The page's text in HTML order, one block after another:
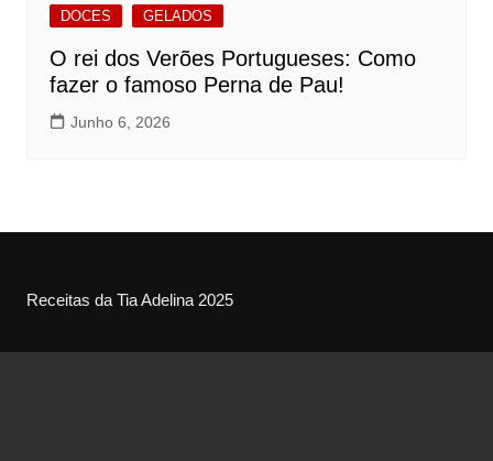
DOCES GELADOS
O rei dos Verões Portugueses: Como
fazer o famoso Perna de Pau!
Junho 6, 2026
Receitas da Tia Adelina 2025